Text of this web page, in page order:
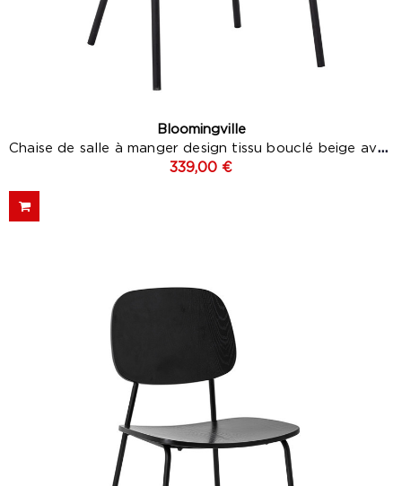
Bloomingville
Chaise de salle à manger design tissu bouclé beige avec...
339,00 €